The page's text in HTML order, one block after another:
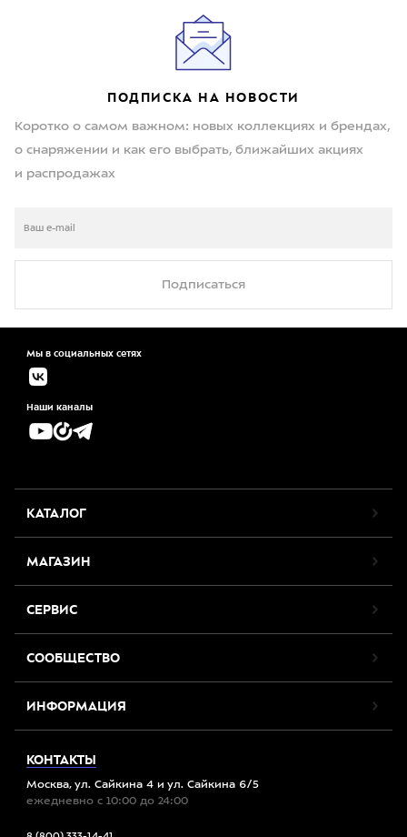
ПОДПИСКА НА НОВОСТИ
Коротко о самом важном: новых коллекциях и брендах,
о снаряжении и как его выбрать, ближайших акциях
и распродажах
Подписаться
Мы в социальных сетях
Наши каналы
КАТАЛОГ
МАГАЗИН
СЕРВИС
СООБЩЕСТВО
ИНФОРМАЦИЯ
КОНТАКТЫ
Москва, ул. Сайкина 4 и ул. Сайкина 6/5
ежедневно с 10:00 до 24:00